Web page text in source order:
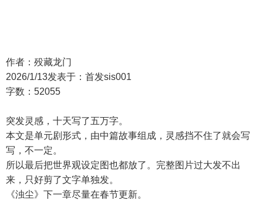
作者：殁藏龙门
2026/1/13发表于：首发sis001
字数：52055
突发灵感，十天写了五万字。
本文是单元剧形式，由中篇故事组成，灵感挡不住了就会写
写，不一定。
所以最后把世界观设定图也都放了。完整图片过大发不出
来，只好剪了文字单独发。
《浊尘》下一章尽量在春节更新。